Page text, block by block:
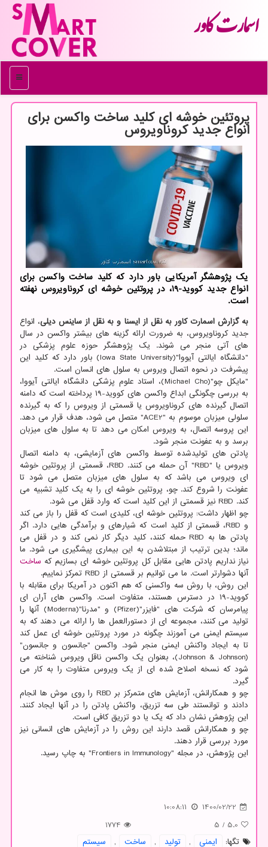
اسمارت كاور
منو
پروتئین خوشه ای كلید ساخت واكسن برای
انواع جدید كروناویروس
یک پژوهشگر آمریکایی باور دارد که کلید ساخت واکسن برای
انواع جدید کووید-19، در پروتئین خوشه ای کروناویروس نهفته
است.
به گزارش اسمارت کاور به نقل از ایسنا و به نقل از ساینس دیلی، انواع
جدید کروناویروس، به ضرورت ارائه گزینه های بیشتر واکسن در سال
های آتی منجر می شوند. یک پژوهشگر حوزه علوم پزشکی در
"دانشگاه ایالتی آیووا"(Iowa State University) باور دارد که کلید این
پیشرفت در نحوه اتصال ویروس به سلول های انسان است.
"مایکل چو"(Michael Cho)، استاد علوم پزشکی دانشگاه ایالتی آیووا،
به بررسی چگونگی ابداع واکسن های کووید-۱۹ پرداخته است که دامنه
اتصال گیرنده های کروناویروس یا قسمتی از ویروس را که به گیرنده
سلولی میزبان موسوم به "ACE2" متصل می شود، هدف قرار می دهد.
این پروسه اتصال، به ویروس امکان می دهد تا به سلول های میزبان
برسد و به عفونت منجر شود.
پادتن های تولیدشده توسط واکسن های آزمایشی، به دامنه اتصال
ویروس یا "RBD" آن حمله می کنند. RBD، قسمتی از پروتئین خوشه
ای ویروس می باشد که به سلول های میزبان متصل می شود تا
عفونت را شروع کند. چو، پروتئین خوشه ای را به یک کلید تشبیه می
کند. RBD نیز قسمتی از این کلید است که وارد قفل می شود.
چو اظهار داشت: پروتئین خوشه ای، کلیدی است که قفل را باز می کند
و RBD، قسمتی از کلید است که شیارهای و برآمدگی هایی دارد. اگر
پادتن ها به RBD حمله کنند، کلید دیگر کار نمی کند و در قفل می
ماند؛ بدین ترتیب از مبتلاشدن به این بیماری پیشگیری می شود. ما
نیاز نداریم پادتن هایی مقابل کل پروتئین خوشه ای بسازیم که ساخت
آنها دشوارتر است. ما می توانیم بر قسمتی از RBD تمرکز نماییم.
این روش، با روش سه واکسنی که هم اکنون در آمریکا برای مقابله با
کووید-۱۹ در دسترس هستند، متفاوت است. واکسن های آران ای
پیامرسان که شرکت های "فایزر"(Pfizer) و "مدرنا"(Moderna) آنها را
تولید می کنند، مجموعه ای از دستورالعمل ها را ارائه می دهند که به
سیستم ایمنی می آموزند چگونه در مورد پروتئین خوشه ای عمل کند
تا به ایجاد واکنش ایمنی منجر شود. واکسن "جانسون و جانسون"
(Johnson & Johnson)، بعنوان یک واکسن ناقل ویروس شناخته می
شود که نسخه اصلاح شده ای از یک ویروس متفاوت را به کار می
گیرد.
چو و همکارانش، آزمایش های متمرکز بر RBD را روی موش ها انجام
دادند و توانستند طی سه تزریق، واکنش پادتن را در آنها ایجاد کنند.
این پژوهش نشان داد که یک یا دو تزریق کافی است.
چو و همکارانش قصد دارند این روش را در آزمایش های انسانی نیز
مورد بررسی قرار دهند.
این پژوهش، در مجله "Frontiers in Immunology" به چاپ رسید.
1400/02/22
10:08:11
5.0
/
5
1774
تگها:
ایمنی , تولید , ساخت ,
سیستم